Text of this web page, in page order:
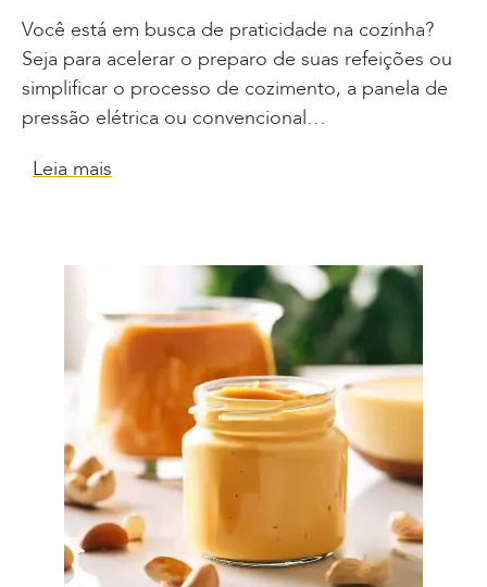
Você está em busca de praticidade na cozinha?
Seja para acelerar o preparo de suas refeições ou
simplificar o processo de cozimento, a panela de
pressão elétrica ou convencional…
Leia mais